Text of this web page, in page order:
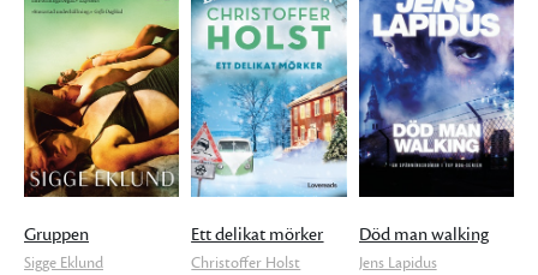
Gruppen
Sigge Eklund
Ett delikat mörker
Christoffer Holst
Död man walking
Jens Lapidus